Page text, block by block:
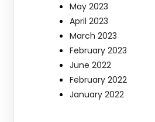
May 2023
April 2023
March 2023
February 2023
June 2022
February 2022
January 2022